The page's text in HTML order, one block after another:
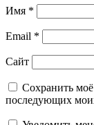
Имя *
Email *
Сайт
Сохранить моё
последующих